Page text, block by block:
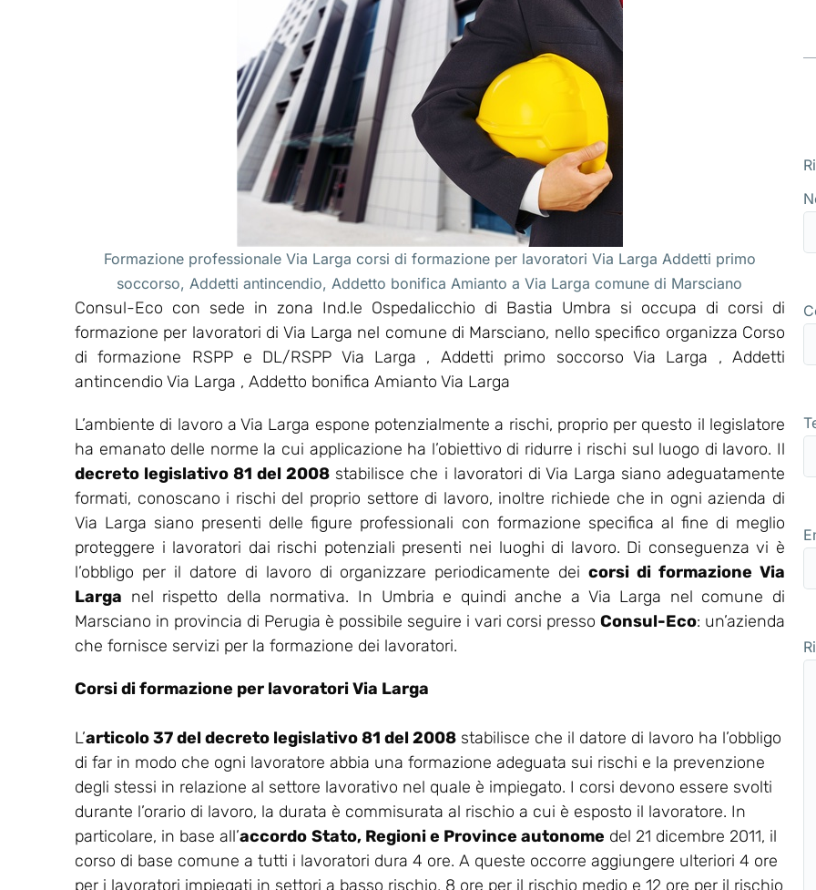
Formazione professionale Via Larga corsi di formazione per lavoratori Via Larga Addetti primo
soccorso, Addetti antincendio, Addetto bonifica Amianto a Via Larga comune di Marsciano
Consul-Eco con sede in zona Ind.le Ospedalicchio di Bastia Umbra si occupa di corsi di
formazione per lavoratori di Via Larga nel comune di Marsciano, nello specifico organizza Corso
di formazione RSPP e DL/RSPP Via Larga , Addetti primo soccorso Via Larga , Addetti
antincendio Via Larga , Addetto bonifica Amianto Via Larga
L’ambiente di lavoro a Via Larga espone potenzialmente a rischi, proprio per questo il legislatore
ha emanato delle norme la cui applicazione ha l’obiettivo di ridurre i rischi sul luogo di lavoro. Il
decreto legislativo 81 del 2008 stabilisce che i lavoratori di Via Larga siano adeguatamente
formati, conoscano i rischi del proprio settore di lavoro, inoltre richiede che in ogni azienda di
Via Larga siano presenti delle figure professionali con formazione specifica al fine di meglio
proteggere i lavoratori dai rischi potenziali presenti nei luoghi di lavoro. Di conseguenza vi è
l’obbligo per il datore di lavoro di organizzare periodicamente deicorsi di formazione Via
Larga nel rispetto della normativa. In Umbria e quindi anche a Via Larga nel comune di
Marsciano in provincia di Perugia è possibile seguire i vari corsi presso Consul-Eco: un’azienda
che fornisce servizi per la formazione dei lavoratori.
Corsi di formazione per lavoratori Via Larga
L’articolo 37 del decreto legislativo 81 del 2008 stabilisce che il datore di lavoro ha l’obbligo
di far in modo che ogni lavoratore abbia una formazione adeguata sui rischi e la prevenzione
degli stessi in relazione al settore lavorativo nel quale è impiegato. I corsi devono essere svolti
durante l’orario di lavoro, la durata è commisurata al rischio a cui è esposto il lavoratore. In
particolare, in base all’accordo Stato, Regioni e Province autonome del 21 dicembre 2011, il
corso di base comune a tutti i lavoratori dura 4 ore. A queste occorre aggiungere ulteriori 4 ore
per i lavoratori impiegati in settori a basso rischio, 8 ore per il rischio medio e 12 ore per il rischio